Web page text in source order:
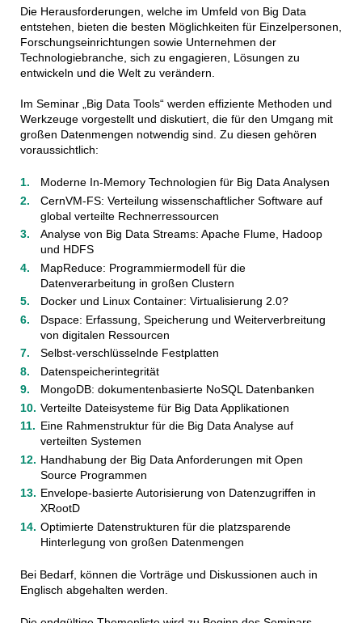
Die Herausforderungen, welche im Umfeld von Big Data
entstehen, bieten die besten Möglichkeiten für Einzelpersonen,
Forschungseinrichtungen sowie Unternehmen der
Technologiebranche, sich zu engagieren, Lösungen zu
entwickeln und die Welt zu verändern.
Im Seminar „Big Data Tools“ werden effiziente Methoden und
Werkzeuge vorgestellt und diskutiert, die für den Umgang mit
großen Datenmengen notwendig sind. Zu diesen gehören
voraussichtlich:
Moderne In-Memory Technologien für Big Data Analysen
CernVM-FS: Verteilung wissenschaftlicher Software auf
global verteilte Rechnerressourcen
Analyse von Big Data Streams: Apache Flume, Hadoop
und HDFS
MapReduce: Programmiermodell für die
Datenverarbeitung in großen Clustern
Docker und Linux Container: Virtualisierung 2.0?
Dspace: Erfassung, Speicherung und Weiterverbreitung
von digitalen Ressourcen
Selbst-verschlüsselnde Festplatten
Datenspeicherintegrität
MongoDB: dokumentenbasierte NoSQL Datenbanken
Verteilte Dateisysteme für Big Data Applikationen
Eine Rahmenstruktur für die Big Data Analyse auf
verteilten Systemen
Handhabung der Big Data Anforderungen mit Open
Source Programmen
Envelope-basierte Autorisierung von Datenzugriffen in
XRootD
Optimierte Datenstrukturen für die platzsparende
Hinterlegung von großen Datenmengen
Bei Bedarf, können die Vorträge und Diskussionen auch in
Englisch abgehalten werden.